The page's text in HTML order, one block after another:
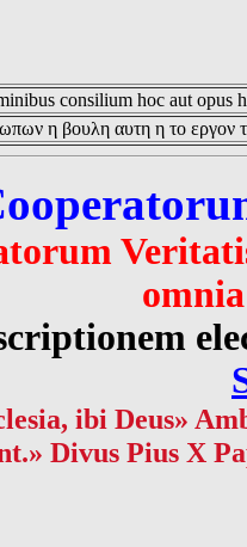
consilium hoc aut opus
η βουλη αυτη η το εργον
ibi Deus»
Divus Pius X